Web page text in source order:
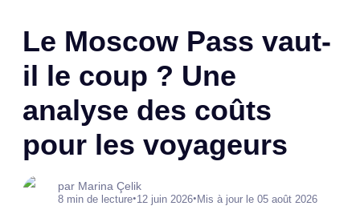
Le Moscow Pass vaut-
il le coup ? Une
analyse des coûts
pour les voyageurs
par Marina Çelik
8 min de lecture•12 juin 2026•Mis à jour le 05 août 2026